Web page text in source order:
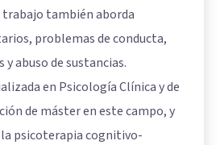
trabajo también aborda
problemas de conducta,
abuso de sustancias.
en Psicología Clínica y de
de máster en este campo, y
la psicoterapia cognitivo-